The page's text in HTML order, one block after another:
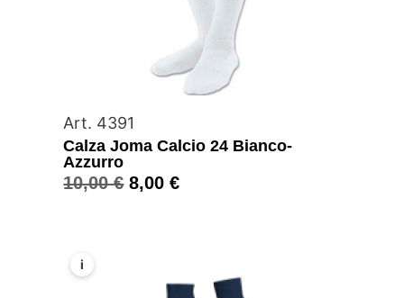
Art. 4391
Calza Joma Calcio 24 Bianco-
Azzurro
10,00€ 8,00€
i